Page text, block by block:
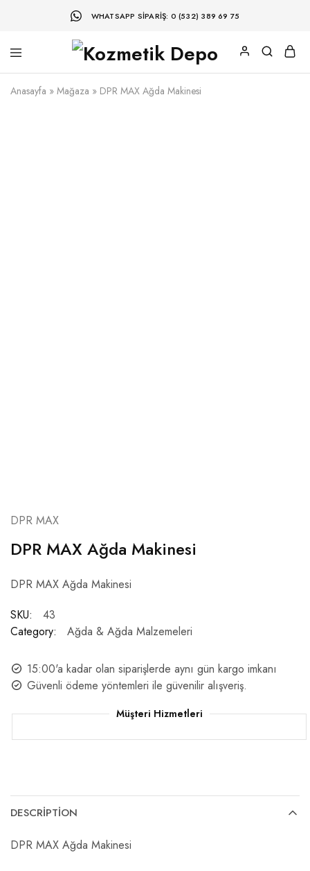
WHATSAPP SIPARIŞ: 0 (532) 389 69 75
Anasayfa » Mağaza » DPR MAX Ağda Makinesi
DPR MAX
DPR MAX Ağda Makinesi
DPR MAX Ağda Makinesi
SKU:
43
Category:
Ağda & Ağda Malzemeleri
15:00'a kadar olan siparişlerde aynı gün kargo imkanı
Güvenli ödeme yöntemleri ile güvenilir alışveriş.
Müşteri Hizmetleri
DESCRIPTION
DPR MAX Ağda Makinesi